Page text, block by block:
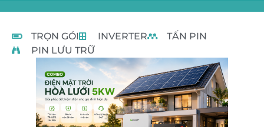
TRỌN GÓI INVERTER
TẤN PIN
PIN LƯU TRỮ